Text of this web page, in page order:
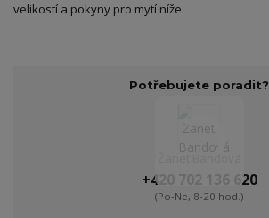
velikostí a pokyny pro mytí níže.
Potřebujete poradit?
+420 702 136 620
(Po-Ne, 8-20 hod.)